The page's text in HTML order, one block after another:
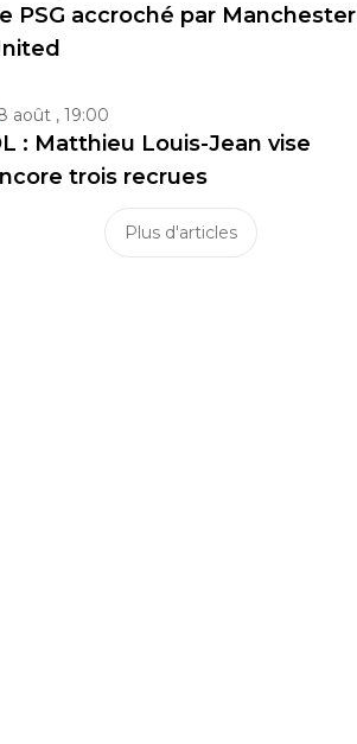
PSG accroché par Manchester
août , 19:00
: Matthieu Louis-Jean vise
trois recrues
Plus d'articles